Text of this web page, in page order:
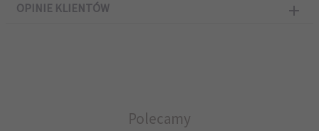
OPINIE KLIENTÓW
Polecamy